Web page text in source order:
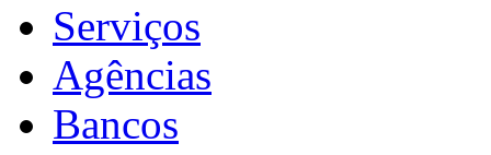
Serviços
Agências
Bancos